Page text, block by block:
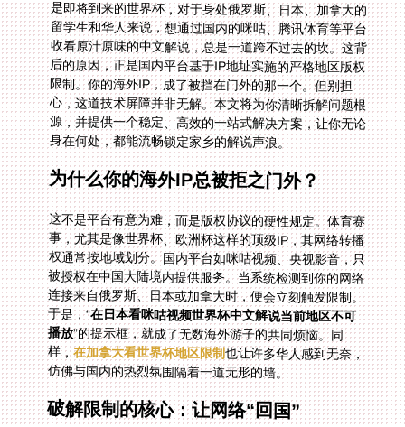
身在何处，都能流畅锁定家乡的解说声浪。
为什么你的海外IP总被拒之门外？
这不是平台有意为难，而是版权协议的硬性规定。体育赛
事，尤其是像世界杯、欧洲杯这样的顶级IP，其网络转播
权通常按地域划分。国内平台如咪咕视频、央视影音，只
被授权在中国大陆境内提供服务。当系统检测到你的网络
连接来自俄罗斯、日本或加拿大时，便会立刻触发限制。
于是，“在日本看咪咕视频世界杯中文解说当前地区不可
播放”的提示框，就成了无数海外游子的共同烦恼。同
样，在加拿大看世界杯地区限制也让许多华人感到无奈，
仿佛与国内的热烈氛围隔着一道无形的墙。
破解限制的核心：让网络“回国”